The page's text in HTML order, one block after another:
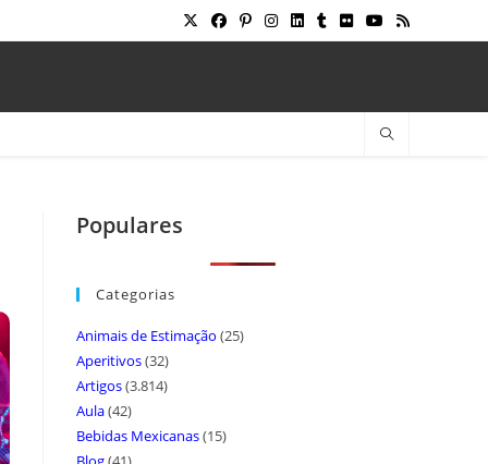
Populares
Categorias
Animais de Estimação (25)
Aperitivos(32)
Artigos(3.814)
Aula(42)
Bebidas Mexicanas(15)